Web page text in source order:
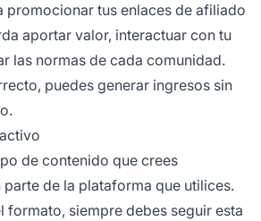
promocionar tus enlaces de afiliado
aportar valor, interactuar con tu
las normas de cada comunidad.
puedes generar ingresos sin
de contenido que crees
de la plataforma que utilices.
formato, siempre debes seguir esta